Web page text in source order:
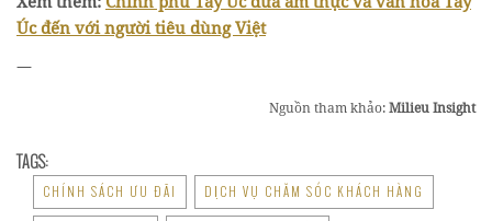
Úc đến với người tiêu dùng Việt
—
Nguồn tham khảo:Milieu Insight
TAGS:
CHÍNH SÁCH ƯU ĐÃI DỊCH VỤ CHĂM SÓC KHÁCH HÀNG